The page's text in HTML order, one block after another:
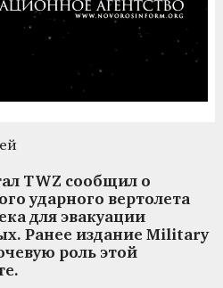
TWZ сообщил о
ударного вертолета
для эвакуации
Ранее издание Military
роль этой